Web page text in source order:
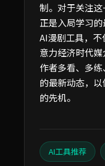
制。对于关注
正是入局学习
AI漫剧工具，
意力经济时代
作者多看、多
的最新动态，
的先机。
AI工具推荐